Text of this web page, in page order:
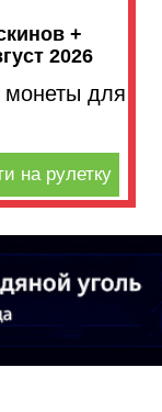
+
2026
для
на рулетку